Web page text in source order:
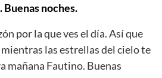
noches.
por la que ves el día. Así que
las estrellas del cielo te
mañana Fautino. Buenas